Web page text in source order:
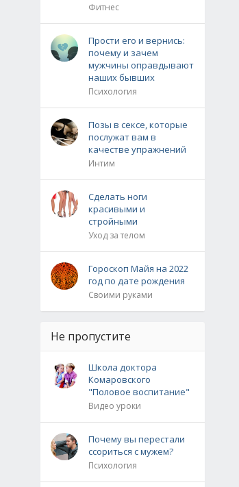
Фитнес
Прости его и вернись:
почему и зачем
мужчины оправдывают
наших бывших
Психология
Позы в сексе, которые
послужат вам в
качестве упражнений
Интим
Сделать ноги
красивыми и
стройными
Уход за телом
Гороскоп Майя на 2022
год по дате рождения
Своими руками
Не пропустите
Школа доктора
Комаровского
"Половое воспитание"
Видео уроки
Почему вы перестали
ссориться с мужем?
Психология